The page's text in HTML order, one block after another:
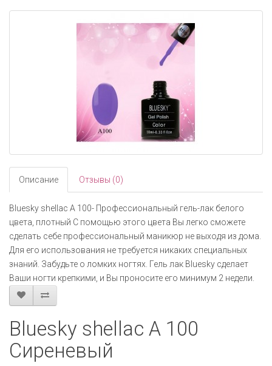
Описание Отзывы (0)
Bluesky shellac А 100- Профессиональный гель-лак белого
цвета, плотный С помощью этого цвета Вы легко сможете
сделать себе профессиональный маникюр не выходя из дома.
Для его использования не требуется никаких специальных
знаний. Забудьте о ломких ногтях. Гель лак Bluesky сделает
Ваши ногти крепкими, и Вы проносите его минимум 2 недели.
Bluesky shellac А 100
Сиреневый